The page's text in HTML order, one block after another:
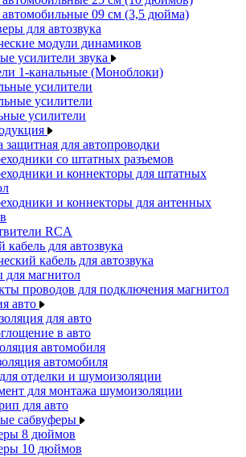
09 см (3,5 дюйма)
для автозвука
модули динамиков
усилители звука
1-канальные (Моноблоки)
усилители
усилители
усилители
защитная для автопроводки
со штатных разъемов
и коннекторы для штатных
и коннекторы для антенных
RCA
кабель для автозвука
кабель для автозвука
для магнитол
проводов для подключения магнитол
авто
для авто
в авто
автомобиля
автомобиля
отделки и шумоизоляции
для монтажа шумоизоляции
для авто
сабвуферы
8 дюймов
10 дюймов